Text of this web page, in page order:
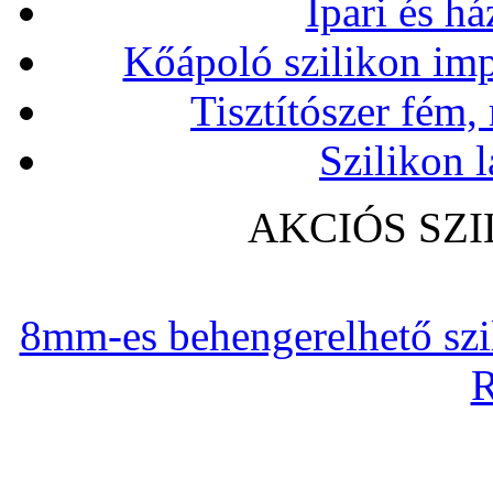
Ipari és
Kőápoló szilikon
Tisztítószer
Szilikon
AKCIÓS
8mm-es behengerelhető